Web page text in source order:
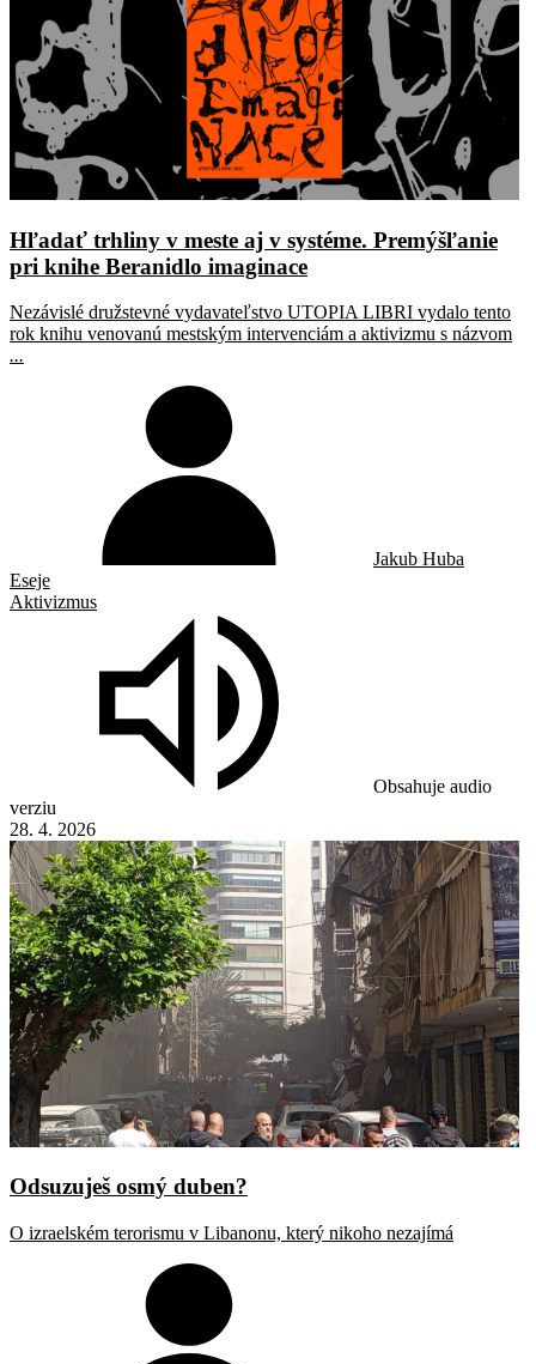
Hľadať trhliny v meste aj v systéme. Premýšľanie
pri knihe Beranidlo imaginace
Nezávislé družstevné vydavateľstvo UTOPIA LIBRI vydalo tento
rok knihu venovanú mestským intervenciám a aktivizmu s názvom
...
Jakub Huba
Eseje
Aktivizmus
Obsahuje audio
verziu
28. 4. 2026
Odsuzuješ osmý duben?
O izraelském terorismu v Libanonu, který nikoho nezajímá